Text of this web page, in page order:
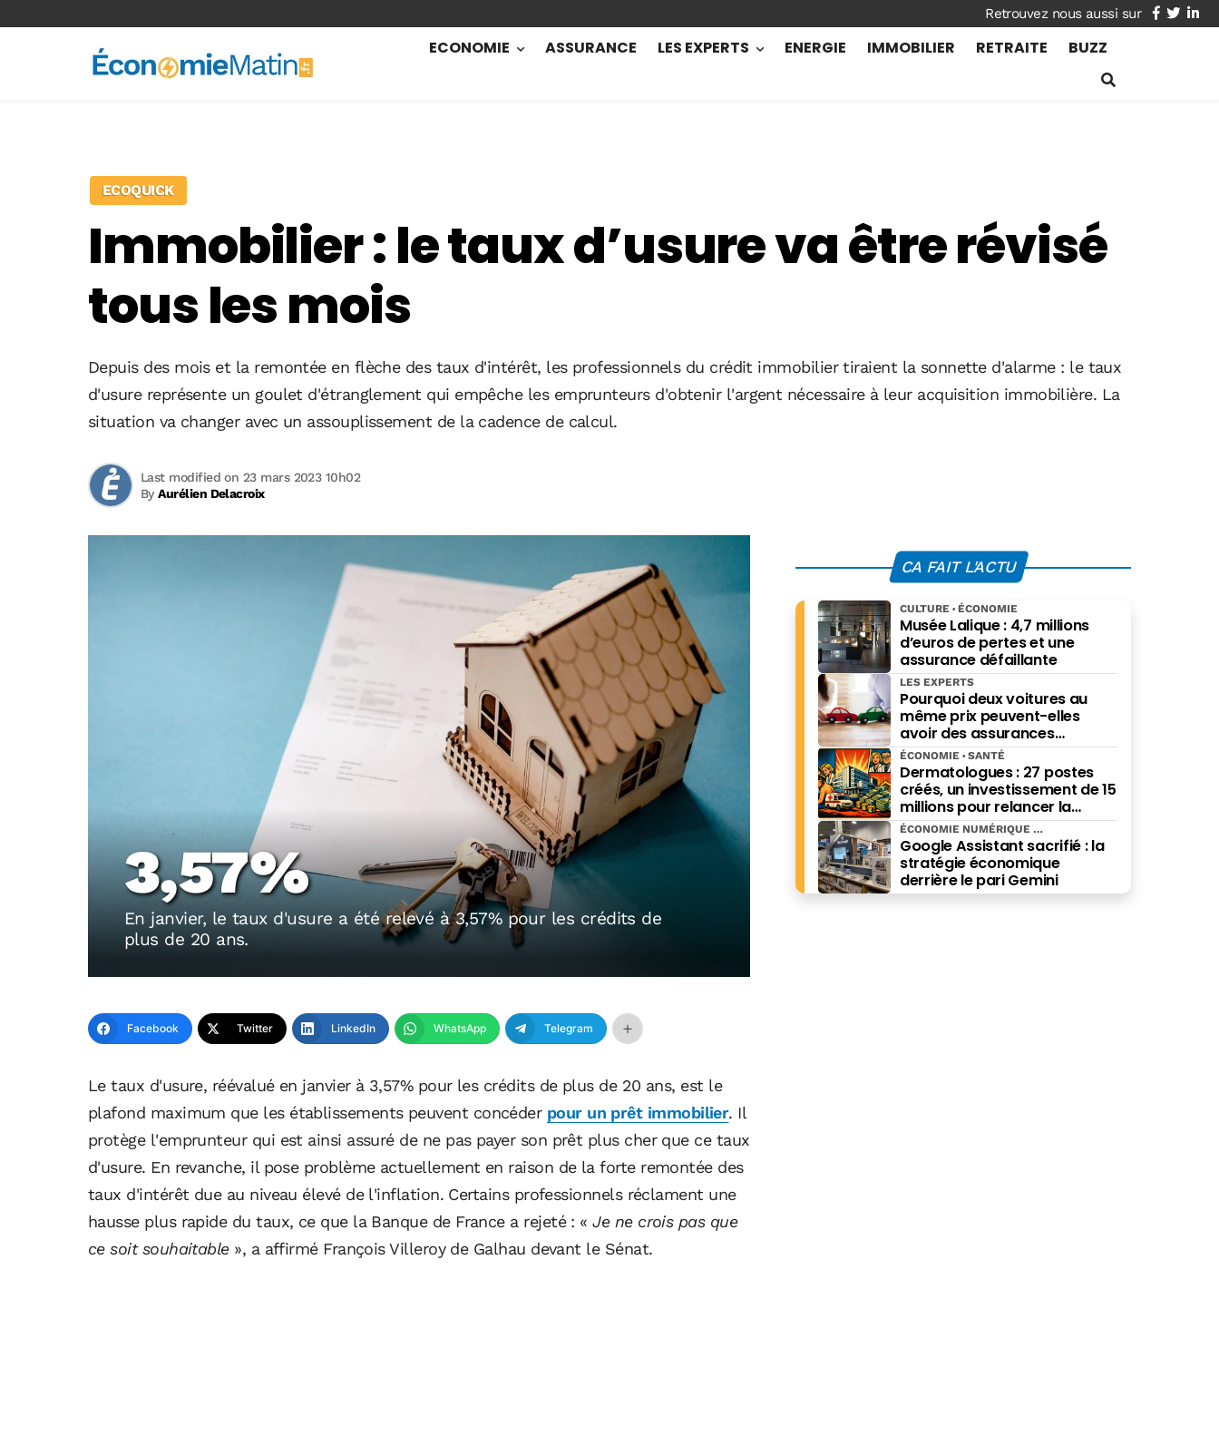
facebook
twitter
ECONOMIE ASSURANCE LES EXPERTS ENERGIE IMMOBILIER RETRAITE BUZZ
ECOQUICK
Immobilier : le taux d’usure va être révisé
tous les mois
Depuis des mois et la remontée en flèche des taux d'intérêt, les professionnels du crédit immobilier tiraient la sonnette d'alarme : le taux
d'usure représente un goulet d'étranglement qui empêche les emprunteurs d'obtenir l'argent nécessaire à leur acquisition immobilière. La
situation va changer avec un assouplissement de la cadence de calcul.
ByAurélien Delacroix
Last modified on 23 mars 2023 10h02
3,57%
En janvier, le taux d'usure a été relevé à 3,57% pour les crédits de
plus de 20 ans.
Facebook Twitter LinkedIn WhatsApp Telegram
Le taux d'usure, réévalué en janvier à 3,57% pour les crédits de plus de 20 ans, est le
plafond maximum que les établissements peuvent concéder pour un prêt immobilier. Il
protège l'emprunteur qui est ainsi assuré de ne pas payer son prêt plus cher que ce taux
d'usure. En revanche, il pose problème actuellement en raison de la forte remontée des
taux d'intérêt due au niveau élevé de l'inflation. Certains professionnels réclament une
hausse plus rapide du taux, ce que la Banque de France a rejeté : « Je ne crois pas que
ce soit souhaitable», a affirmé François Villeroy de Galhau devant le Sénat.
CA FAIT L'ACTU
Musée Lalique : 4,7 millions
d’euros de pertes et une
assurance défaillante
CULTURE ÉCONOMIE
Pourquoi deux voitures au
même prix peuvent-elles
avoir des assurances
différentes ?
LES EXPERTS
Dermatologues : 27 postes
créés, un investissement de 15
millions pour relancer la
spécialité
ÉCONOMIE SANTÉ
Google Assistant sacrifié : la
stratégie économique
derrière le pari Gemini
ÉCONOMIE NUMÉRIQUE